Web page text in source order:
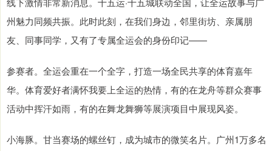
州魅力同频共振。此时此刻，在我们身边，邻里街坊、亲属朋
友、同事同学，又有了专属全运会的身份印记——
参赛者。全运会重在一个全字，打造一场全民共享的体育嘉年
华。体育爱好者满怀我要上全运的热情，有的在龙舟等群众赛事
活动中挥汗如雨，有的在舞龙舞狮等展演项目中展现风姿。
小海豚。甘当赛场的螺丝钉，成为城市的微笑名片。广州1万多名